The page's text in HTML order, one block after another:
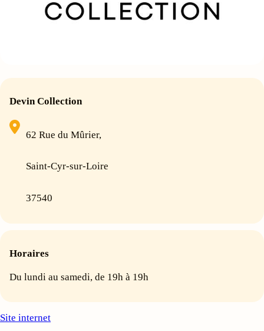
Devin Collection
62 Rue du Mûrier,
Saint-Cyr-sur-Loire
37540
Horaires
Du lundi au samedi, de 19h à 19h
Site internet